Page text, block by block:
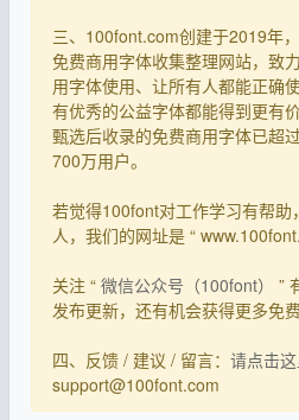
三、100font.com创建于2019年
免费商用字体收集整理网站，致
用字体使用、让所有人都能正确
有优秀的公益字体都能得到更有
甄选后收录的免费商用字体已超
700万用户。
若觉得100font对工作学习有帮助
人，我们的网址是 “
关注 “ 微信公众号（100font）
”
发布更新，还有机会获得更多免
四、反馈 / 建议 / 留言： 请点击
support@100font.com